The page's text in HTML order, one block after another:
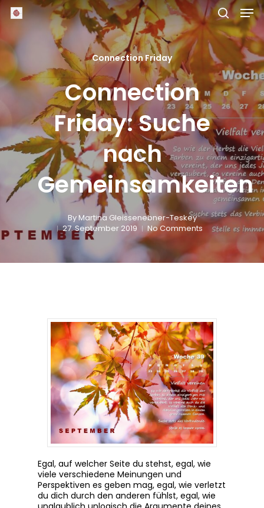
Skip
search
Connection Friday
Connection
Friday: Suche
nach
Gemeinsamkeiten
ByMartina Gleissenebner-Teskey
27. September 2019
No Comments
Egal, auf welcher Seite du stehst, egal, wie
viele verschiedene Meinungen und
Perspektiven es geben mag, egal, wie verletzt
du dich durch den anderen fühlst, egal, wie
Close
Menu